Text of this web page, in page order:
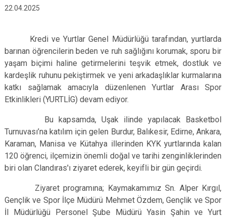
Sivaslı
22.04.2025
Kredi ve Yurtlar Genel Müdürlüğü tarafından, yurtlarda
barınan öğrencilerin beden ve ruh sağlığını korumak, sporu bir
yaşam biçimi haline getirmelerini teşvik etmek, dostluk ve
kardeşlik ruhunu pekiştirmek ve yeni arkadaşlıklar kurmalarına
katkı sağlamak amacıyla düzenlenen Yurtlar Arası Spor
Etkinlikleri (YURTLİG) devam ediyor.
Bu kapsamda, Uşak ilinde yapılacak Basketbol
Turnuvası’na katılım için gelen Burdur, Balıkesir, Edirne, Ankara,
Karaman, Manisa ve Kütahya illerinden KYK yurtlarında kalan
120 öğrenci, ilçemizin önemli doğal ve tarihi zenginliklerinden
biri olan Clandıras'ı ziyaret ederek, keyifli bir gün geçirdi.
Ziyaret programına; Kaymakamımız Sn. Alper Kırgıl,
Gençlik ve Spor İlçe Müdürü Mehmet Özdem, Gençlik ve Spor
İl Müdürlüğü Personel Şube Müdürü Yasin Şahin ve Yurt